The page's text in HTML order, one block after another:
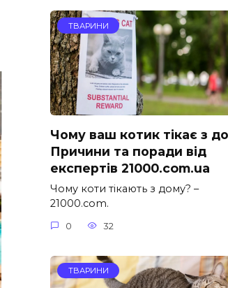
ТВАРИНИ
Чому ваш котик тікає з
Причини та поради від
експертів 21000.com.ua
Чому коти тікають з дому? –
21000.com.
0 32
ТВАРИНИ